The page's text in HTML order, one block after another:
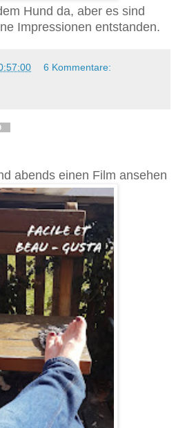
Hund da, aber es sind
Impressionen entstanden.
6 Kommentare:
abends einen Film ansehen